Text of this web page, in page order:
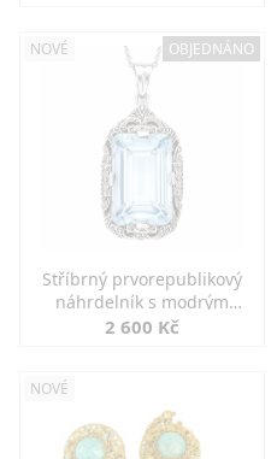
NOVÉ OBJEDNÁNO
Stříbrný prvorepublikový
náhrdelník s modrým
spinelem
2 600 Kč
NOVÉ